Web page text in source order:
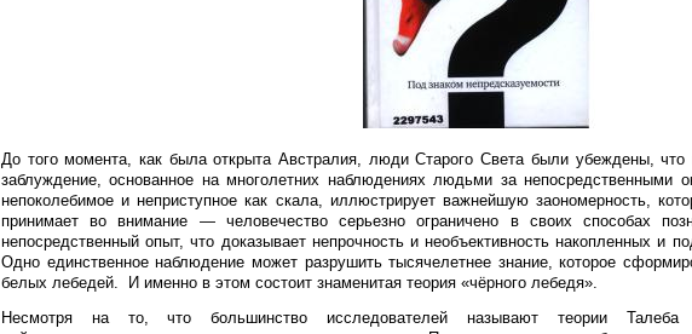
До того момента, как была открыта Австралия, люди Старого Света были убеждены,
заблуждение, основанное на многолетних наблюдениях людьми за непосредственными
непоколебимое и неприступное как скала, иллюстрирует важнейшую заономерность,
принимает во внимание — человечество серьезно ограничено в своих способах
непосредственный опыт, что доказывает непрочность и необъективность накопленных и
Одно единственное наблюдение может разрушить тысячелетнее знание, которое
белых лебедей. И именно в этом состоит знаменитая теория «чёрного лебедя».
Несмотря на то, что большинство исследователей называют теории Талеба